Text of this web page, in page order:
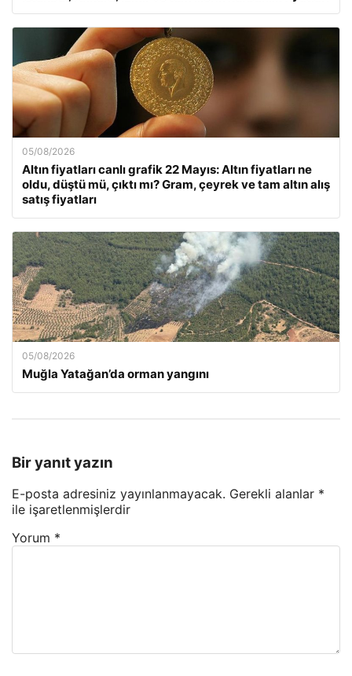
05/08/2026
Altın fiyatları canlı grafik 22 Mayıs: Altın fiyatları ne
oldu, düştü mü, çıktı mı? Gram, çeyrek ve tam altın alış
satış fiyatları
05/08/2026
Muğla Yatağan’da orman yangını
Bir yanıt yazın
E-posta adresiniz yayınlanmayacak. Gerekli alanlar *
ile işaretlenmişlerdir
Yorum *